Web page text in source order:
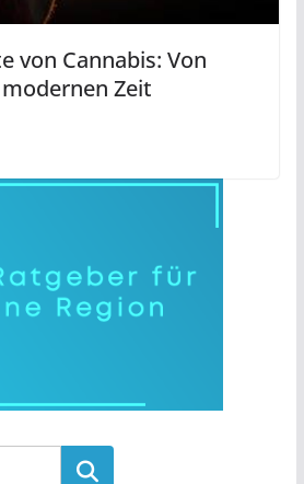
von Cannabis: Von
Zeit